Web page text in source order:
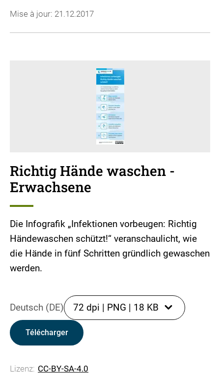
Mise à jour: 21.12.2017
Richtig Hände waschen -
Erwachsene
Die Infografik „Infektionen vorbeugen: Richtig
Händewaschen schützt!“ veranschaulicht, wie
die Hände in fünf Schritten gründlich gewaschen
werden.
Deutsch (DE) 72 dpi | PNG | 18 KB
Télécharger
Lizenz: CC-BY-SA-4.0